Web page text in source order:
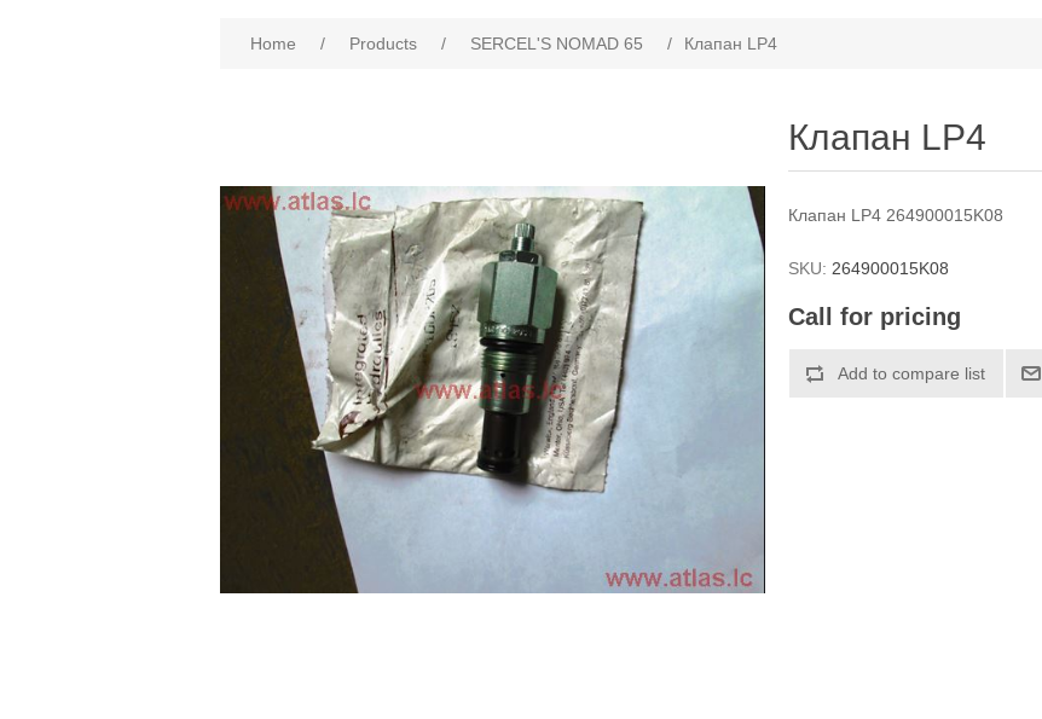
Home / Products / SERCEL'S NOMAD 65 / Клапан LP4
Клапан LP4
Клапан LP4 264900015K08
SKU: 264900015K08
Call for pricing